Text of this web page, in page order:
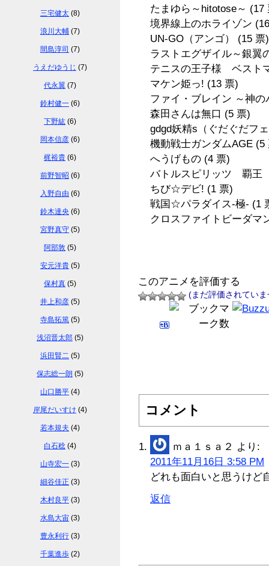
たまゆら～hitotose～ (17
境界線上のホライゾン
UN-GO（アンゴ） (15 票)
ラストエグザイル～銀翼
テニスの王子様 ベスト
マケン姫っ! (13 票)
ファイ・ブレイン ～神
森田さんは無口 (5 票)
gdgd妖精s（ぐだぐだフ
機動戦士ガンダムAGE (5
へうげもの (4 票)
バトルスピリッツ 覇王
ちび☆デビ! (1 票)
戦国☆パラダイス-極- (1
クロスファイトビーダマ
このアニメを評価する
(まだ評価されてい
コメント
ｍａ１ｓａ２ より:
2011年11月16日 3:58 PM
どれも面白いと思うけど
返信
三宅健太 (8)
浪川大輔 (7)
間島淳司 (7)
うえだゆうじ (7)
代永翼 (7)
鈴村健一 (6)
下野紘 (6)
岡本信彦 (6)
梶裕貴 (6)
前野智昭 (6)
入野自由 (6)
鈴木達央 (6)
宮野真守 (5)
阿部敦 (5)
安元洋貴 (5)
保村真 (5)
井上和彦 (5)
寺島拓篤 (5)
浅沼晋太郎 (5)
浜田賢二 (5)
保志総一朗 (5)
山口勝平 (4)
岸尾だいすけ (4)
若本規夫 (4)
白石稔 (4)
山寺宏一 (3)
細谷佳正 (3)
木村良平 (3)
水島大宙 (3)
豊永利行 (3)
千葉進歩 (2)